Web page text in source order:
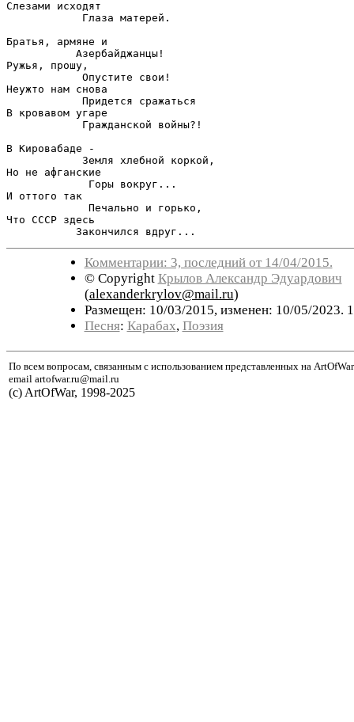
Слезами исходят
            Глаза матерей.
Братья, армяне и
           Азербайджанцы!
Ружья, прошу,
            Опустите свои!
Неужто нам снова
            Придется сражаться
В кровавом угаре
            Гражданской войны?!
В Кировабаде -
            Земля хлебной коркой,
Но не афганские
             Горы вокруг...
И оттого так
             Печально и горько,
Что СССР здесь
           Закончился вдруг...
Комментарии: 3, последний от 14/04/2015.
© Copyright Крылов Александр Эдуардович
(alexanderkrylov@mail.ru)
Размещен: 10/03/2015, изменен: 10/05/2023.
Песня: Карабах, Поэзия
По всем вопросам, связанным с использованием представленных на
email artofwar.ru@mail.ru
(с) ArtOfWar, 1998-2025